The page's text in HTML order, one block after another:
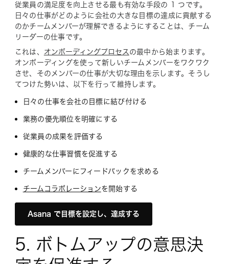
従業員の満足度を向上させる最も有効な手段の 1 つです。
日々の仕事がどのように会社の大きな目標の達成に貢献する
のかチームメンバーが理解できるようにすることは、チーム
リーダーの仕事です。
これは、 オンボーディングプロセス の最中から始まります。
オンボーディングを使って新しいチームメンバーをワクワク
させ、そのメンバーの仕事が大切な理由を示します。そうし
てつけた勢いは、以下を行って維持します。
日々の仕事を会社の目標に結び付ける
業務の優先順位を明確にする
従業員の成果を評価する
健康的な仕事習慣を促進する
チームメンバーにフィードバックを求める
チームコラボレーションを開始する
Asana で目標を設定し、達成する
5. ボトムアップの意思決